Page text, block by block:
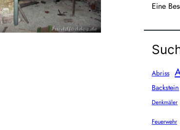
Eine
Abriss
Backstein
Denkmäler
Feuerwehr